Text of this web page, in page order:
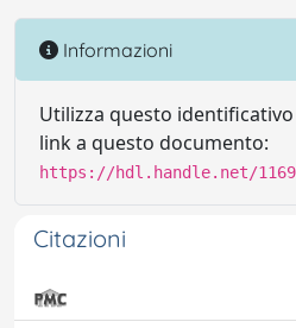
Informazioni
Utilizza questo
link a questo documento:
https://hdl.handle.net/
Citazioni